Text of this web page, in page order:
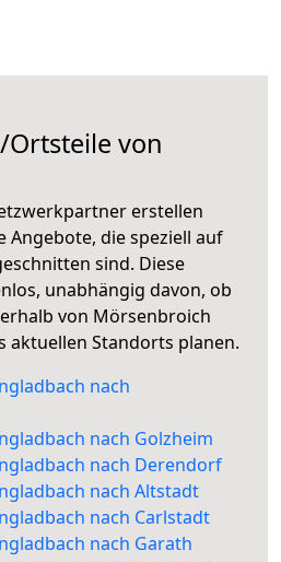
Ortsteile von
erstellen
Angebote, die speziell auf
sind. Diese
unabhängig davon, ob
von Mörsenbroich
aktuellen Standorts planen.
nach
nach Golzheim
nach Derendorf
nach Altstadt
nach Carlstadt
nach Garath